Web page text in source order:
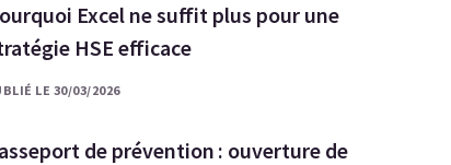
Excel ne suffit plus pour une
HSE efficace
LE 30/03/2026
de prévention : ouverture de